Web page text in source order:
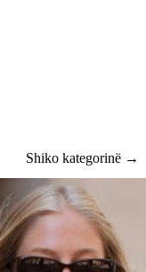
Shiko kategorinë →